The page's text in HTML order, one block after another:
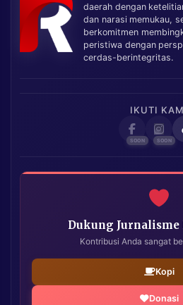
daerah dengan
dan narasi memukau,
berkomitmen
peristiwa dengan
cerdas-berintegritas.
IKUTI
Dukung Jurnalisme
Kontribusi Anda sangat
Kopi
Donasi